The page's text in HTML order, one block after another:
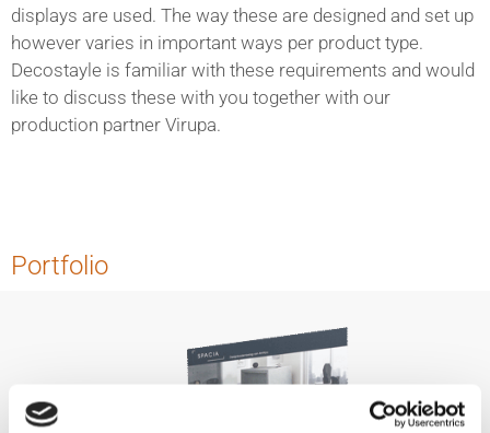
displays are used. The way these are designed and set up
however varies in important ways per product type.
Decostayle is familiar with these requirements and would
like to discuss these with you together with our
production partner Virupa.
Portfolio